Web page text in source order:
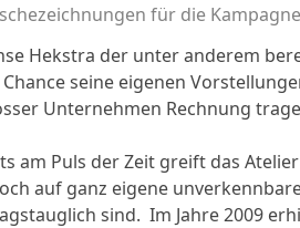
für die Kampagne
Hekstra der unter anderem
Chance seine eigenen
Unternehmen Rechnung
am Puls der Zeit greift das
auf ganz eigene
sind. Im Jahre 2009